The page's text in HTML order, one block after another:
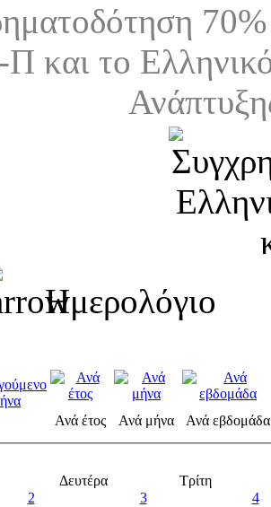
και το
Ημερολόγιο
Ανά έτος Ανά μήνα
Ανά εβδομάδα
Δευτέρα
Τρίτη
2 3 4